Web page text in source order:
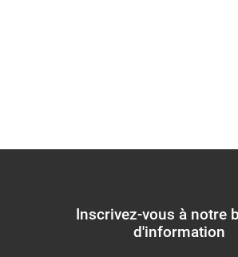
Inscrivez-vous à notre
d'information